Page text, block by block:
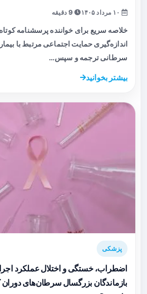
9 دقیقه
اندازه‌گیری حمایت اجتماعی مرتبط با
سرطانی ترجمه و سپس…
بیشتر بخوانید
پزشکی
اضطراب، خستگی و اختلال عملکرد
بازماندگان بزرگسال سرطان‌های دوران